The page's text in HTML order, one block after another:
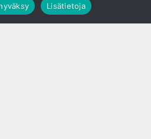
Lisätietoja